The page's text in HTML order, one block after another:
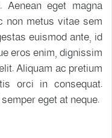
Aenean eget magna
non metus vitae sem
euismod ante, id
eros enim, dignissim
Aliquam ac pretium
orci in consequat.
eget at neque.